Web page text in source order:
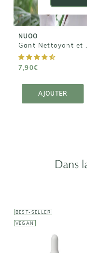
NUOO
7,90€
AJOUTER
7,90€
PANIER
Dans
BEST-SELLER
VEGAN